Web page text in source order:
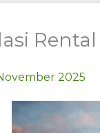
2025